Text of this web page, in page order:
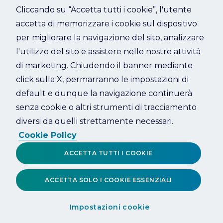
Refresh
Cliccando su “Accetta tutti i cookie”, l'utente
accetta di memorizzare i cookie sul dispositivo
per migliorare la navigazione del sito, analizzare
l'utilizzo del sito e assistere nelle nostre attività
di marketing. Chiudendo il banner mediante
click sulla X, permarranno le impostazioni di
default e dunque la navigazione continuerà
senza cookie o altri strumenti di tracciamento
diversi da quelli strettamente necessari.
Cookie Policy
Impostazioni cookie
ACCETTA SOLO I COOKIE ESSENZIALI
ACCETTA TUTTI I COOKIE